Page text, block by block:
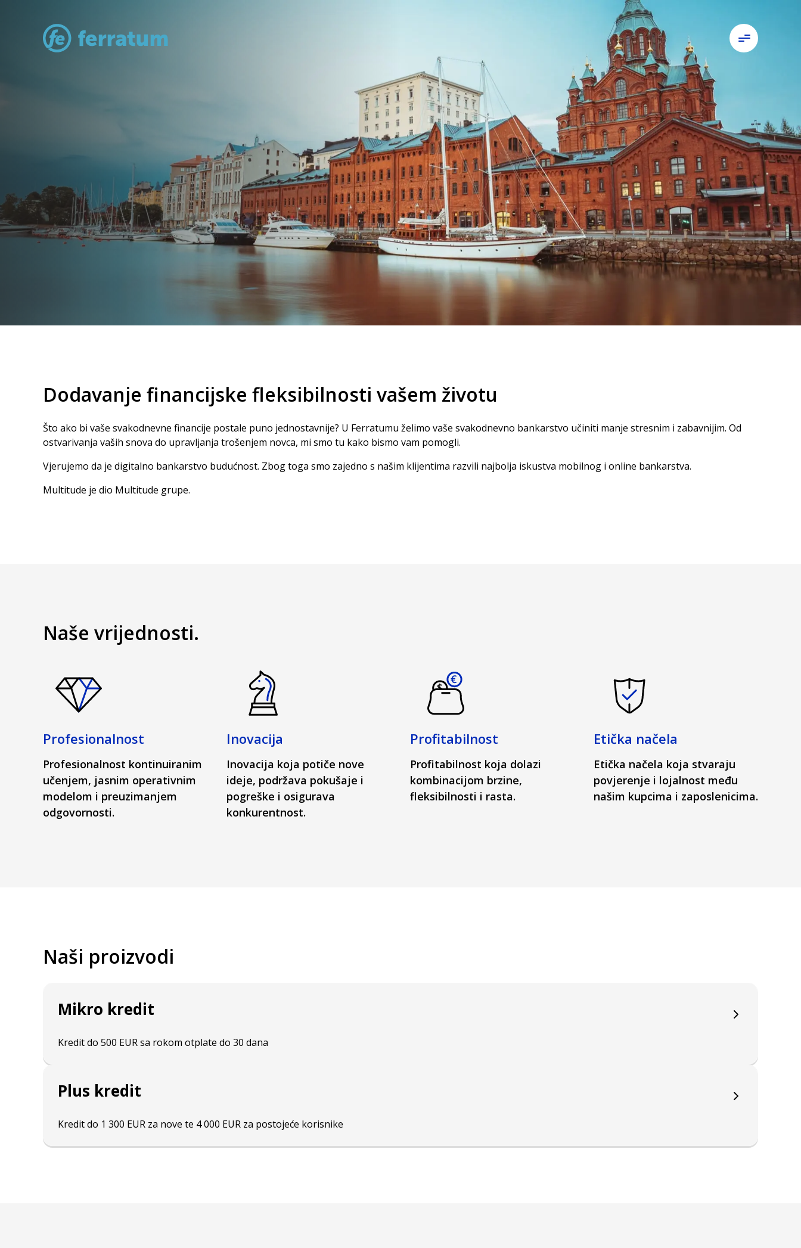
Powered by
Ferratum.
Naša je misija stvoriti jednostavno za korištenje
premium bankarsko iskustvo za svih.
Dodavanje financijske fleksibilnosti vašem životu
Što ako bi vaše svakodnevne financije postale puno jednostavnije? U Ferratumu želimo vaše svakodnevno bankarstvo učiniti manje stresnim i zabavnijim. Od
ostvarivanja vaših snova do upravljanja trošenjem novca, mi smo tu kako bismo vam pomogli.
Vjerujemo da je digitalno bankarstvo budućnost. Zbog toga smo zajedno s našim klijentima razvili najbolja iskustva mobilnog i online bankarstva.
Multitude je dio Multitude grupe.
Naše vrijednosti.
Profesionalnost
Profesionalnost kontinuiranim
učenjem, jasnim operativnim
modelom i preuzimanjem
odgovornosti.
Inovacija
Inovacija koja potiče nove
ideje, podržava pokušaje i
pogreške i osigurava
konkurentnost.
Profitabilnost
Profitabilnost koja dolazi
kombinacijom brzine,
fleksibilnosti i rasta.
Etička načela
Etička načela koja stvaraju
povjerenje i lojalnost među
našim kupcima i zaposlenicima.
Naši proizvodi
Mikro kredit
Kredit do 500 EUR sa rokom otplate do 30 dana
Plus kredit
Kredit do 1 300 EUR za nove te 4 000 EUR za postojeće korisnike